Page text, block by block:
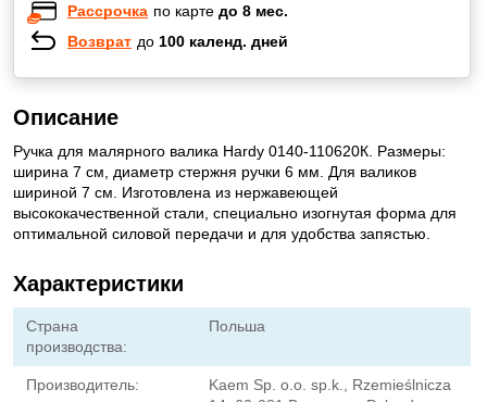
Рассрочка по карте до 8 мес.
Возврат до 100 календ. дней
Описание
Ручка для малярного валика Hardy 0140-110620К. Размеры:
ширина 7 см, диаметр стержня ручки 6 мм. Для валиков
шириной 7 см. Изготовлена из нержавеющей
высококачественной стали, специально изогнутая форма для
оптимальной силовой передачи и для удобства запястью.
Характеристики
Страна
производства:
Польша
Производитель:
Kaem Sp. o.o. sp.k., Rzemieślnicza